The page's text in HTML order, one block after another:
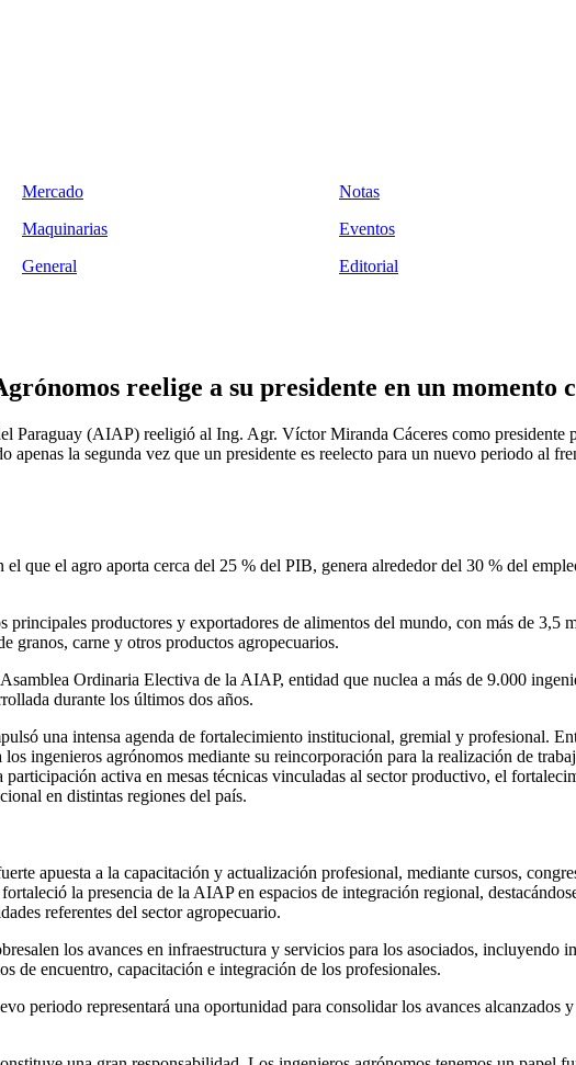
Mercado Notas
Maquinarias Eventos
General Editorial
reelige a su presidente en un momento
Paraguay (AIAP) reeligió al Ing. Agr. Víctor Miranda Cáceres como presidente
apenas la segunda vez que un presidente es reelecto para un nuevo periodo al
que el agro aporta cerca del 25 % del PIB, genera alrededor del 30 % del
principales productores y exportadores de alimentos del mundo, con más de 3,5
granos, carne y otros productos agropecuarios.
Ordinaria Electiva de la AIAP, entidad que nuclea a más de 9.000
durante los últimos dos años.
una intensa agenda de fortalecimiento institucional, gremial y profesional.
ingenieros agrónomos mediante su reincorporación para la realización de
activa en mesas técnicas vinculadas al sector productivo, el
en distintas regiones del país.
apuesta a la capacitación y actualización profesional, mediante cursos,
la presencia de la AIAP en espacios de integración regional,
referentes del sector agropecuario.
los avances en infraestructura y servicios para los asociados, incluyendo
de encuentro, capacitación e integración de los profesionales.
periodo representará una oportunidad para consolidar los avances